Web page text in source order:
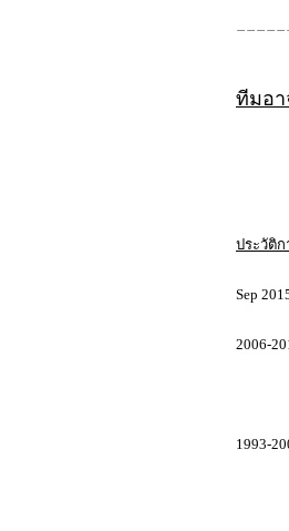
ทีมอ
ประวัติก
Sep
2006-
1993-